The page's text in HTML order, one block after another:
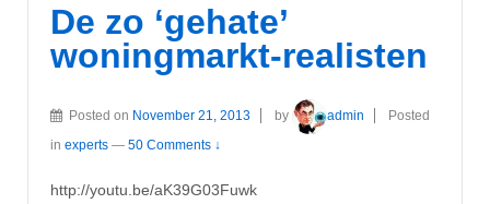
De zo ‘gehate’
woningmarkt-realisten
Posted on November 21, 2013 by admin
Posted
in experts — 50 Comments ↓
http://youtu.be/aK39G03Fuwk